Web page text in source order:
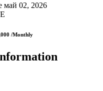
май 02, 2026
/Monthly